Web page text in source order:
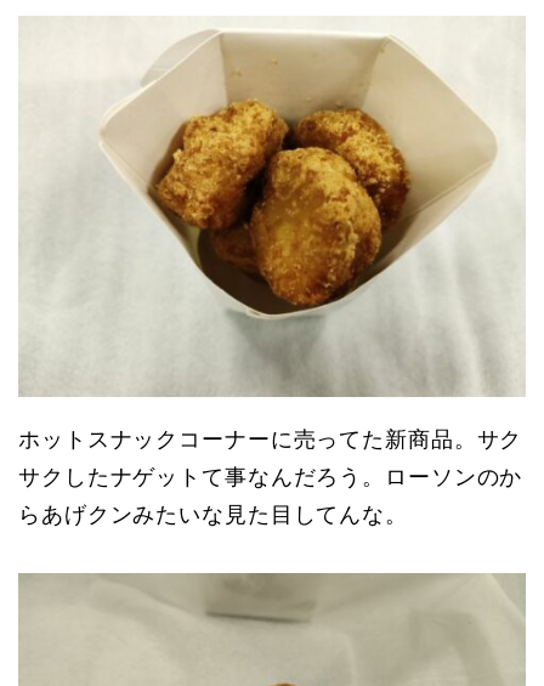
ホットスナックコーナーに売ってた新商品。サク
サクしたナゲットて事なんだろう。ローソンのか
らあげクンみたいな見た目してんな。